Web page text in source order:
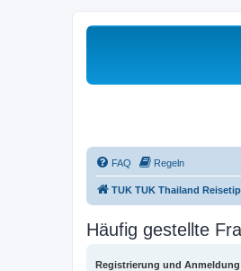
FAQ Regeln
TUK TUK Thailand
Häufig gestellte
Registrierung und Anmeldung